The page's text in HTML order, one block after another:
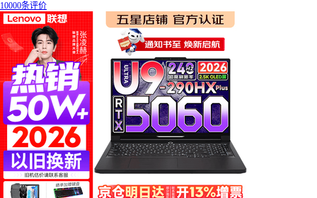
10000条评价